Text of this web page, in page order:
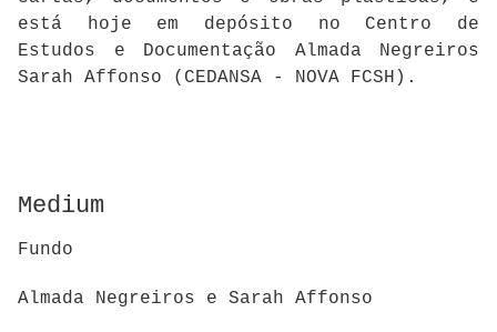
está hoje em depósito no Centro de
Estudos e Documentação Almada Negreiros
Sarah Affonso (CEDANSA - NOVA FCSH).
Medium
Fundo
Almada Negreiros e Sarah Affonso